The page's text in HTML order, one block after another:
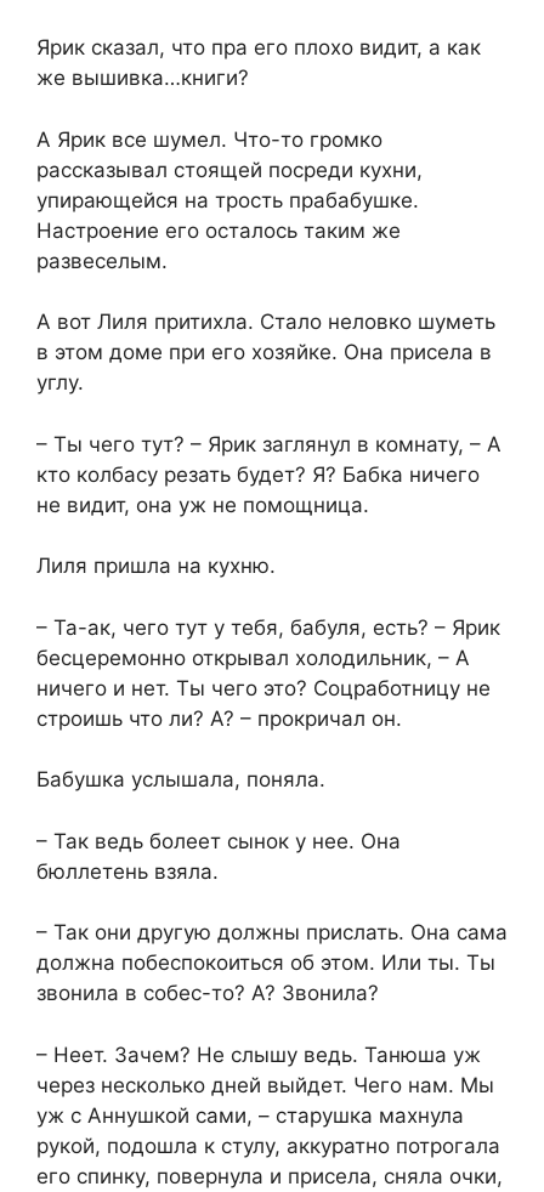
Ярик сказал, что пра его плохо видит, а как
же вышивка…книги?
А Ярик все шумел. Что-то громко
рассказывал стоящей посреди кухни,
упирающейся на трость прабабушке.
Настроение его осталось таким же
развеселым.
А вот Лиля притихла. Стало неловко шуметь
в этом доме при его хозяйке. Она присела в
углу.
– Ты чего тут? – Ярик заглянул в комнату, – А
кто колбасу резать будет? Я? Бабка ничего
не видит, она уж не помощница.
Лиля пришла на кухню.
– Та-ак, чего тут у тебя, бабуля, есть? – Ярик
бесцеремонно открывал холодильник, – А
ничего и нет. Ты чего это? Соцработницу не
строишь что ли? А? – прокричал он.
Бабушка услышала, поняла.
– Так ведь болеет сынок у нее. Она
бюллетень взяла.
– Так они другую должны прислать. Она сама
должна побеспокоиться об этом. Или ты. Ты
звонила в собес-то? А? Звонила?
– Неет. Зачем? Не слышу ведь. Танюша уж
через несколько дней выйдет. Чего нам. Мы
уж с Аннушкой сами, – старушка махнула
рукой, подошла к стулу, аккуратно потрогала
его спинку, повернула и присела, сняла очки,